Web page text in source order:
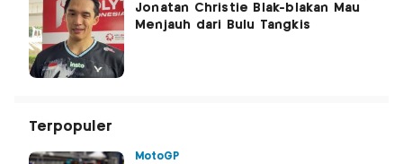
Jonatan Christie Blak-blakan Mau
Menjauh dari Bulu Tangkis
Terpopuler
MotoGP